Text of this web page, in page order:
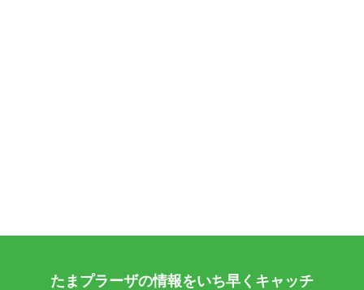
たまプラーザの情報をいち早くキャッチ